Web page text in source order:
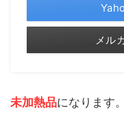
メル
未加熱品になります。